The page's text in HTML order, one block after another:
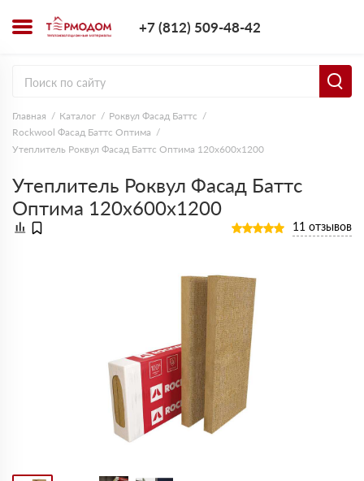
+7 (812) 509-48-42
Главная Каталог
Роквул Фасад Баттс
Rockwool Фасад Баттс Оптима
Утеплитель Роквул Фасад Баттс Оптима 120х600х1200
Утеплитель Роквул Фасад Баттс
Оптима 120х600х1200
11 отзывов